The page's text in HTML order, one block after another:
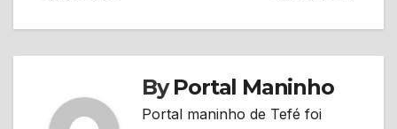
ByPortal Maninho
Portal maninho de Tefé foi